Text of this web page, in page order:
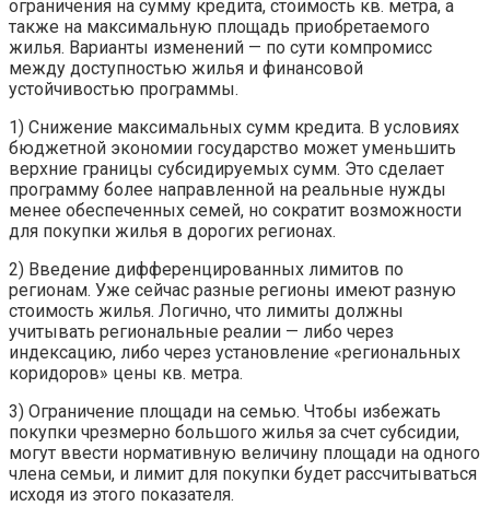
ограничения на сумму кредита, стоимость кв. метра, а
также на максимальную площадь приобретаемого
жилья. Варианты изменений — по сути компромисс
между доступностью жилья и финансовой
устойчивостью программы.
1) Снижение максимальных сумм кредита. В условиях
бюджетной экономии государство может уменьшить
верхние границы субсидируемых сумм. Это сделает
программу более направленной на реальные нужды
менее обеспеченных семей, но сократит возможности
для покупки жилья в дорогих регионах.
2) Введение дифференцированных лимитов по
регионам. Уже сейчас разные регионы имеют разную
стоимость жилья. Логично, что лимиты должны
учитывать региональные реалии — либо через
индексацию, либо через установление «региональных
коридоров» цены кв. метра.
3) Ограничение площади на семью. Чтобы избежать
покупки чрезмерно большого жилья за счет субсидии,
могут ввести нормативную величину площади на одного
члена семьи, и лимит для покупки будет рассчитываться
исходя из этого показателя.